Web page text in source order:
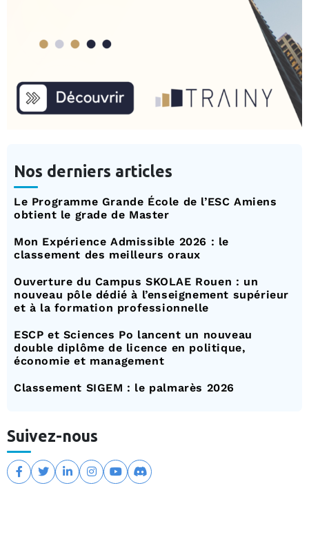
Nos derniers articles
Le Programme Grande École de l’ESC Amiens
obtient le grade de Master
Mon Expérience Admissible 2026 : le
classement des meilleurs oraux
Ouverture du Campus SKOLAE Rouen : un
nouveau pôle dédié à l’enseignement supérieur
et à la formation professionnelle
ESCP et Sciences Po lancent un nouveau
double diplôme de licence en politique,
économie et management
Classement SIGEM : le palmarès 2026
Suivez-nous